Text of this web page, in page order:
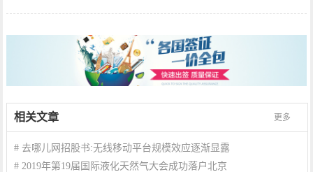
相关文章 更多
# 去哪儿网招股书:无线移动平台规模效应逐渐显露
# 2019年第19届国际液化天然气大会成功落户北京